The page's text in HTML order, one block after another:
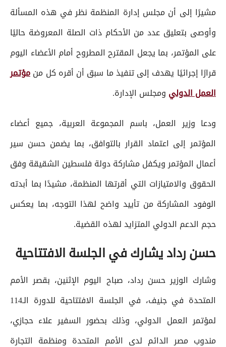
مشيرًا إلى أن مجلس إدارة المنظمة نظر في هذه المسألة
وأوصى بتعليق عدد من الأحكام ذات الصلة المعروضة حاليًا
على المؤتمر، بما يجعل المقترح المطروح أمام الأعضاء اليوم
قرارًا إجرائيًا يهدف إلى تنفيذ ما سبق أن أقره كل منمؤتمر
العمل الدولي ومجلس الإدارة.
ودعا وزير العمل، باسم المجموعة العربية، جميع أعضاء
المؤتمر إلى اعتماد القرار بالتوافق، بما يضمن حسن سير
أعمال المؤتمر ويكفل مشاركة دولة فلسطين الشقيقة وفق
الحقوق والامتيازات التي أقرتها المنظمة، مشيدًا بما أبدته
الوفود المشاركة من تأييد واضح لهذا التوجه، بما يعكس
حجم الدعم الدولي المتزايد لهذه القضية.
حسن رداد يشارك في الجلسة الافتتاحية
وشارك الوزير حسن رداد، صباح اليوم الإثنين، بقصر الأمم
المتحدة في جنيف، في الجلسة الافتتاحية للدورة الـ114
لمؤتمر العمل الدولي، وذلك بحضور السفير علاء حجازي،
مندوب مصر الدائم لدى الأمم المتحدة ومنظمة التجارة